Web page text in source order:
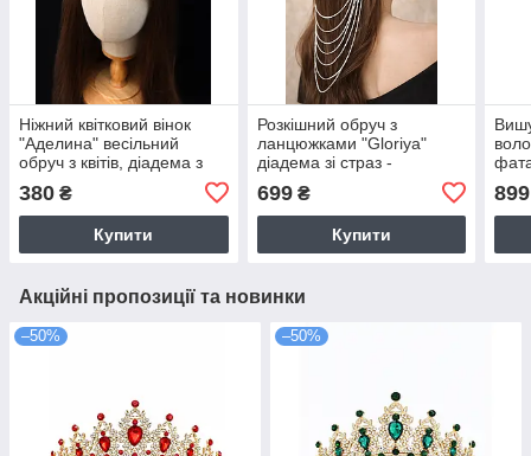
Ніжний квітковий вінок
"Аделина" весільний
обруч з квітів, діадема з
380 ₴
Купити
Розкішний обруч з
ланцюжками "Gloriya"
діадема зі страз -
699₴
Купити
899
Акційні пропозиції та новинки
–50% –50%